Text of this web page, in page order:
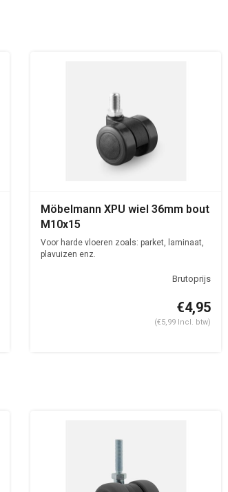
Möbelmann XPU wiel 36mm bout
M10x15
Voor harde vloeren zoals: parket, laminaat,
plavuizen enz.
€4,95
(€5,99 Incl. btw)